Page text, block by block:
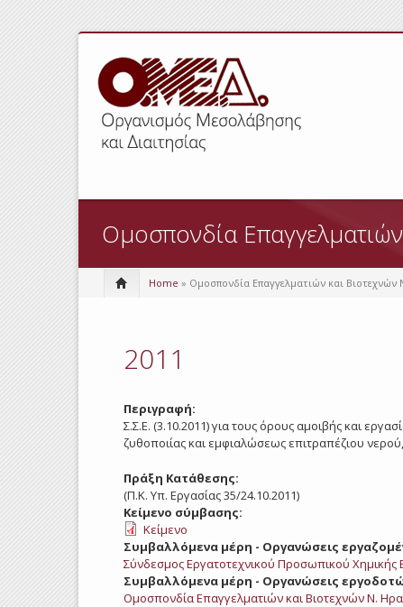
Ομοσπονδία
Home » Ομοσπονδία Επαγγελματιών και Βιοτεχνών
2011
Περιγραφή:
Σ.Σ.Ε. (3.10.2011) για τους όρους αμοιβής και
ζυθοποιίας και εμφιαλώσεως επιτραπέζιου
Πράξη Κατάθεσης:
(Π.Κ. Υπ. Εργασίας 35/24.10.2011)
Κείμενο σύμβασης:
Κείμενο
Συμβαλλόμενα μέρη - Οργανώσεις
Σύνδεσμος Εργατοτεχνικού Προσωπικού Χημικής
Συμβαλλόμενα μέρη - Οργανώσεις
Ομοσπονδία Επαγγελματιών και Βιοτεχνών Ν.